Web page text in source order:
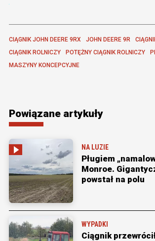
CIĄGNIK JOHN DEERE 9RX JOHN DEERE 9R
CIĄGNIK ROLNICZY
POTĘŻNY CIĄGNIK ROLNICZY
MASZYNY KONCEPCYJNE
Powiązane artykuły
NA LUZIE
Pługiem
Monroe.
powstał na polu
WYPADKI
Ciągnik